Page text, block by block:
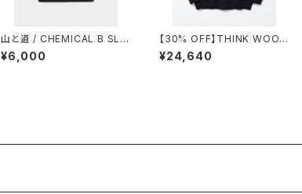
山と道 / CHEMICAL B SLE
EVELESS（MEN）
¥6,000
【30% OFF】THINK WOOL
/ BRUSHED LINING PARK
A
¥24,640